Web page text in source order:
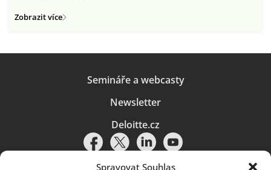
Spravovat Souhlas
Zobrazit více
Semináře a webcasty
Newsletter
Deloitte.cz